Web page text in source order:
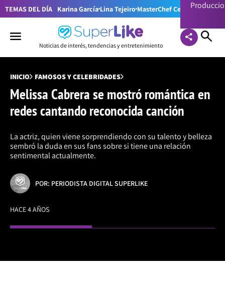
TEMAS DEL DÍA Karina García Lina Tejeiro MasterChef Celebrity
Noticias de interés, tendencias y entretenimiento
INICIO FAMOSOS Y CELEBRIDADES
Melissa Cabrera se mostró romántica en
redes cantando reconocida canción
La actriz, quien viene sorprendiendo con su talento y belleza
sembró la duda en sus fans sobre si tiene una relación
sentimental actualmente.
POR: PERIODISTA DIGITAL SUPERLIKE
HACE 4 AÑOS